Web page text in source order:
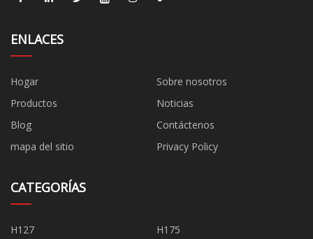
ENLACES
Hogar
Sobre nosotros
Productos
Noticias
Blog
Contáctenos
mapa del sitio
Privacy Policy
CATEGORÍAS
H127 H175